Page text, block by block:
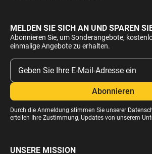
MELDEN SIE SICH AN UND SPAREN
Abonnieren Sie, um Sonderangebote,
einmalige Angebote zu erhalten.
Durch die Anmeldung stimmen Sie unserer
erteilen Ihre Zustimmung, Updates von unserem
UNSERE MISSION